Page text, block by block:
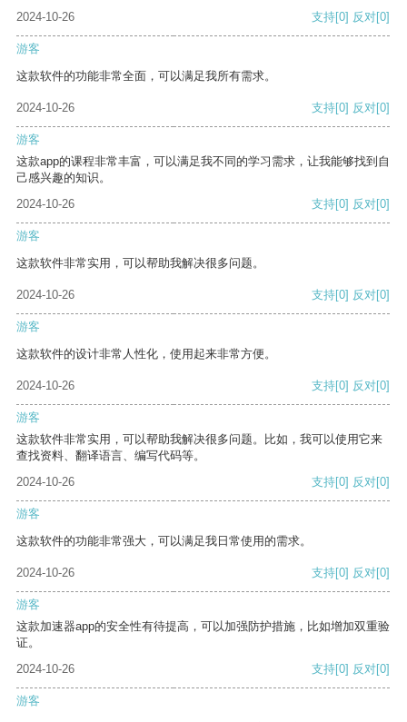
2024-10-26 支持[0] 反对[0]
游客
这款软件的功能非常全面，可以满足我所有需求。
2024-10-26 支持[0] 反对[0]
游客
这款app的课程非常丰富，可以满足我不同的学习需求，让我能够找到自
己感兴趣的知识。
2024-10-26
支持[0] 反对[0]
游客
这款软件非常实用，可以帮助我解决很多问题。
2024-10-26 支持[0] 反对[0]
游客
这款软件的设计非常人性化，使用起来非常方便。
2024-10-26 支持[0] 反对[0]
游客
这款软件非常实用，可以帮助我解决很多问题。比如，我可以使用它来
查找资料、翻译语言、编写代码等。
2024-10-26
支持[0] 反对[0]
游客
这款软件的功能非常强大，可以满足我日常使用的需求。
2024-10-26 支持[0] 反对[0]
游客
这款加速器app的安全性有待提高，可以加强防护措施，比如增加双重验
证。
2024-10-26
支持[0] 反对[0]
游客